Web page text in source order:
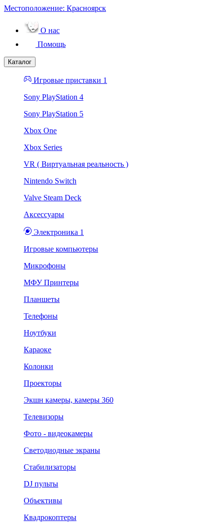
Местоположение: Красноярск
О нас
Помощь
Каталог
Игровые приставки 1
Sony PlayStation 4
Sony PlayStation 5
Xbox One
Xbox Series
VR ( Виртуальная реальность )
Nintendo Switch
Valve Steam Deck
Аксессуары
Электроника 1
Игровые компьютеры
Микрофоны
МФУ Принтеры
Планшеты
Телефоны
Ноутбуки
Караоке
Колонки
Проекторы
Экшн камеры, камеры 360
Телевизоры
Фото - видеокамеры
Светодиодные экраны
Стабилизаторы
DJ пульты
Объективы
Квадрокоптеры